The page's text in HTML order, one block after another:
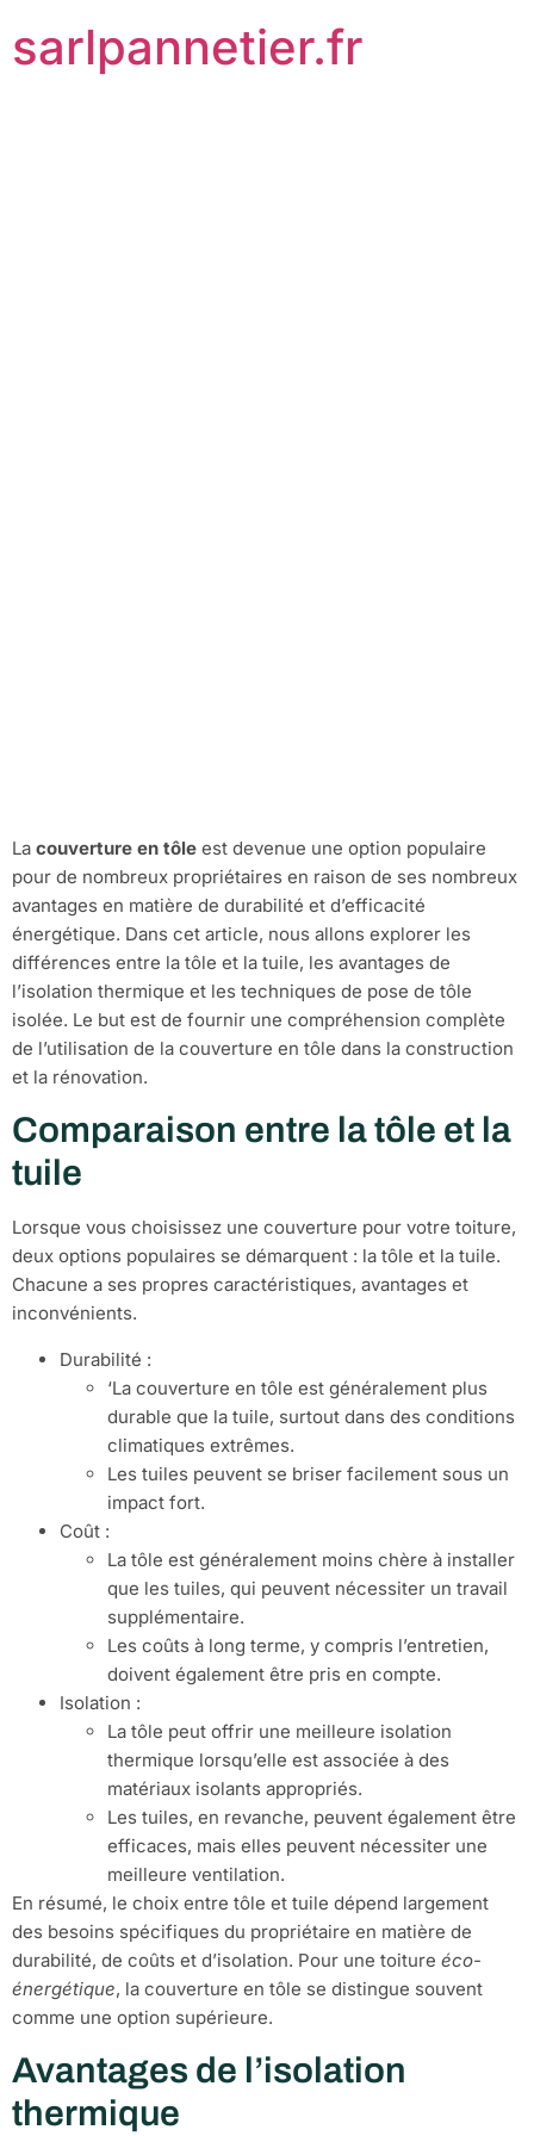
sarlpannetier.fr
La couverture en tôle est devenue une option populaire
pour de nombreux propriétaires en raison de ses nombreux
avantages en matière de durabilité et d’efficacité
énergétique. Dans cet article, nous allons explorer les
différences entre la tôle et la tuile, les avantages de
l’isolation thermique et les techniques de pose de tôle
isolée. Le but est de fournir une compréhension complète
de l’utilisation de la couverture en tôle dans la construction
et la rénovation.
Comparaison entre la tôle et la
tuile
Lorsque vous choisissez une couverture pour votre toiture,
deux options populaires se démarquent : la tôle et la tuile.
Chacune a ses propres caractéristiques, avantages et
inconvénients.
Durabilité :
‘La couverture en tôle est généralement plus
durable que la tuile, surtout dans des conditions
climatiques extrêmes.
Les tuiles peuvent se briser facilement sous un
impact fort.
Coût :
La tôle est généralement moins chère à installer
que les tuiles, qui peuvent nécessiter un travail
supplémentaire.
Les coûts à long terme, y compris l’entretien,
doivent également être pris en compte.
Isolation :
La tôle peut offrir une meilleure isolation
thermique lorsqu’elle est associée à des
matériaux isolants appropriés.
Les tuiles, en revanche, peuvent également être
efficaces, mais elles peuvent nécessiter une
meilleure ventilation.
En résumé, le choix entre tôle et tuile dépend largement
des besoins spécifiques du propriétaire en matière de
durabilité, de coûts et d’isolation. Pour une toiture éco-
énergétique, la couverture en tôle se distingue souvent
comme une option supérieure.
Avantages de l’isolation
thermique